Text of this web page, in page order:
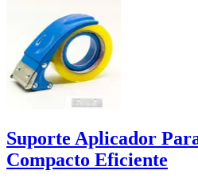
Suporte Aplicador
Compacto Eficiente